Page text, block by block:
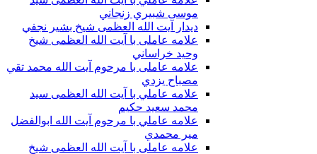
موسی شبيري زنجاني
ديدار آيت الله العظمى شيخ بشير نجفي
علامه عاملی با آيت الله العظمى شيخ
وحيد خراساني
علامه عاملی با مرحوم آيت الله محمد تقي
مصباح يزدي
علامه عاملي با آیت الله العظمی سید
محمد سعید حکیم
علامه عاملي با مرحوم آیت الله ابوالفضل
مير محمدي
علامه عاملی با آيت الله العظمى شيخ